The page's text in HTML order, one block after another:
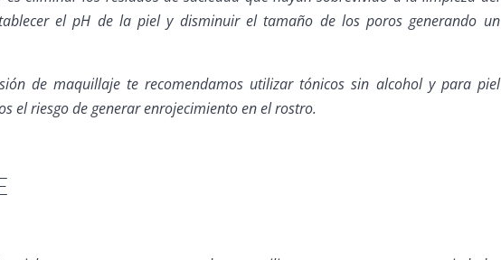
el pH de la piel y disminuir el tamaño de los poros generando un
de maquillaje te recomendamos utilizar tónicos sin alcohol y para piel
el riesgo de generar enrojecimiento en el rostro.